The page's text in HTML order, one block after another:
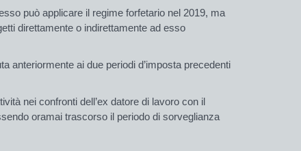
può applicare il regime forfetario nel 2019, ma
direttamente o indirettamente ad esso
anteriormente ai due periodi d’imposta precedenti
nei confronti dell’ex datore di lavoro con il
oramai trascorso il periodo di sorveglianza